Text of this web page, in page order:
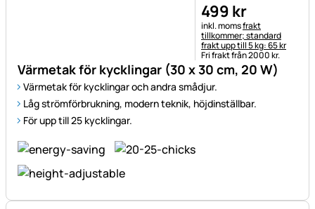
Värmetak för kycklingar (30 x 30 cm, 20 W)
Värmetak för kycklingar och andra smådjur.
Låg strömförbrukning, modern teknik, höjdinställbar.
För upp till 25 kycklingar.
499 kr
Skatteinformation:
inkl. momsfrakt
tillkommer; standard
frakt upp till 5 kg: 65 kr
Fri frakt från 2000 kr.